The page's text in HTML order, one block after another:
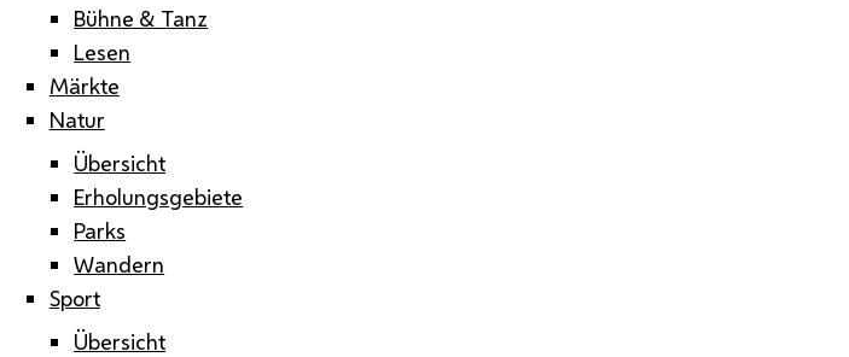
Bühne & Tanz
Lesen
Märkte
Natur
Übersicht
Erholungsgebiete
Parks
Wandern
Sport
Übersicht